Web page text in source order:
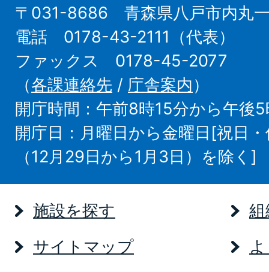
〒031-8686 青森県八戸市内丸一
電話 0178-43-2111（代表）
ファックス 0178-45-2077
（各課連絡先 / 庁舎案内）
開庁時間：午前8時15分から午後
開庁日：月曜日から金曜日[祝日
（12月29日から1月3日）を除く]
施設を探す
サイトマップ